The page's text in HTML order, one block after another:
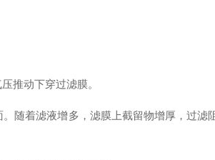
推动下穿过滤膜。
。随着滤液增多，滤膜上截留物增厚，过滤